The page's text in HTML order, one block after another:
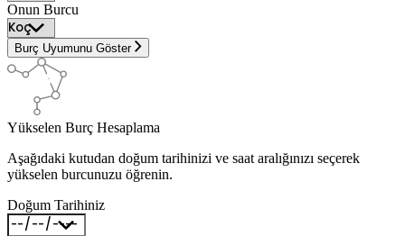
Onun Burcu
Burç Uyumunu Göster
Yükselen Burç Hesaplama
Aşağıdaki kutudan doğum tarihinizi ve saat aralığınızı seçerek
yükselen burcunuzu öğrenin.
Doğum Tarihiniz